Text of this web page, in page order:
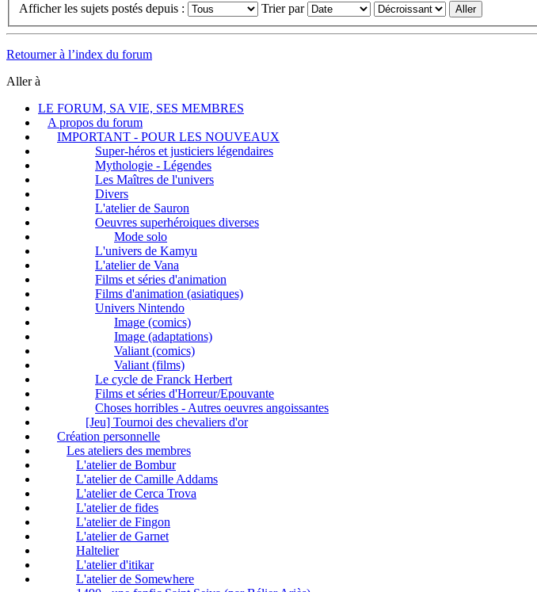
Afficher les sujets postés depuis :
Trier par
Retourner à l’index du forum
Aller à
LE FORUM, SA VIE, SES MEMBRES
A propos du forum
IMPORTANT - POUR LES NOUVEAUX
Super-héros et justiciers légendaires
Mythologie - Légendes
Les Maîtres de l'univers
Divers
L'atelier de Sauron
Oeuvres superhéroiques diverses
Mode solo
L'univers de Kamyu
L'atelier de Vana
Films et séries d'animation
Films d'animation (asiatiques)
Univers Nintendo
Image (comics)
Image (adaptations)
Valiant (comics)
Valiant (films)
Le cycle de Franck Herbert
Films et séries d'Horreur/Epouvante
Choses horribles - Autres oeuvres angoissantes
[Jeu] Tournoi des chevaliers d'or
Création personnelle
Les ateliers des membres
L'atelier de Bombur
L'atelier de Camille Addams
L'atelier de Cerca Trova
L'atelier de fides
L'atelier de Fingon
L'atelier de Garnet
Haltelier
L'atelier d'itikar
L'atelier de Somewhere